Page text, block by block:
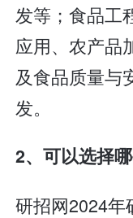
发等；食品工
应用、农产品
及食品质量与
发。
2、可以选择
研招网2024年